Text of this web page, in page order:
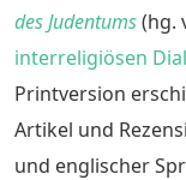
des Judentums(hg.
interreligiösen
Printversion
Artikel und
und englischer